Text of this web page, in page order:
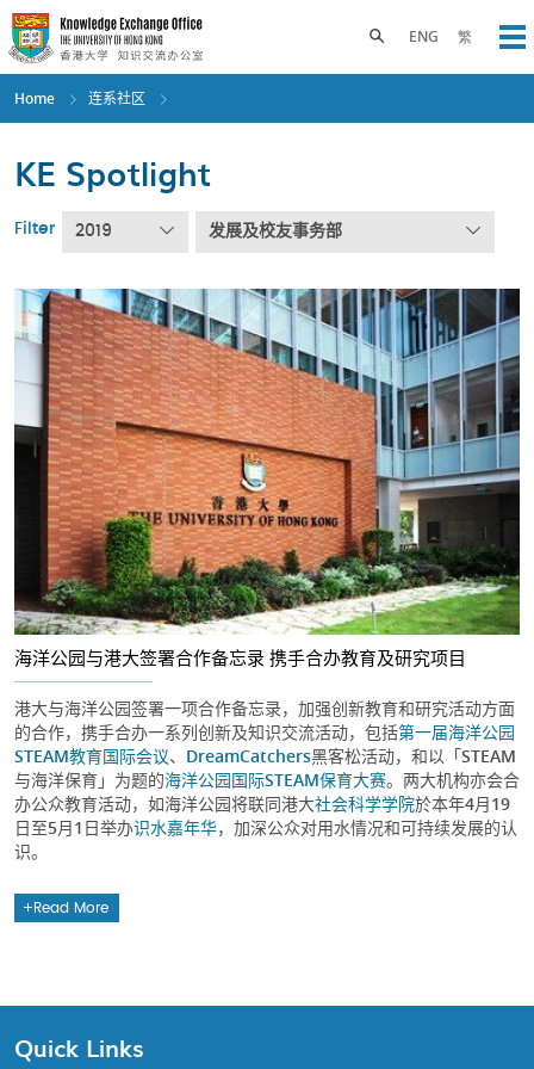
Skip
to
main
content
ENG 繁
Toggle search panel
Home 连系社区
KE Spotlight
Filter 2019 发展及校友事务部
海洋公园与港大签署合作备忘录 携手合办教育及研究项目
港大与海洋公园签署一项合作备忘录，加强创新教育和研究活动方面
的合作，携手合办一系列创新及知识交流活动，包括第一届海洋公园
STEAM教育国际会议、 DreamCatchers黑客松活动，和以「STEAM
与海洋保育」为题的海洋公园国际STEAM保育大赛。两大机构亦会合
办公众教育活动，如海洋公园将联同港大社会科学学院於本年4月19
日至5月1日举办识水嘉年华，加深公众对用水情况和可持续发展的认
识。
Read More
Quick Links